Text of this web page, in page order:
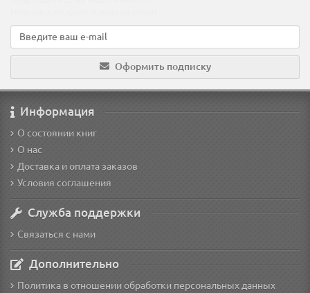
Оформить подписку
Информация
О состоянии книг
О нас
Доставка и оплата заказов
Условия соглашения
Служба поддержки
Связаться с нами
Дополнительно
Политика в отношении обработки персональных данных